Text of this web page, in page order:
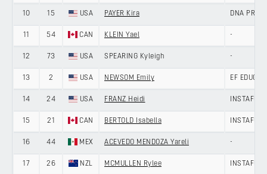
10 15 USA PAYER Kira DNA PRO
11 54 CAN KLEIN Yael -
12 73 USA SPEARING Kyleigh -
13 2 USA NEWSOM Emily EF
14 24 USA FRANZ Heidi
15 21 CAN BERTOLD Isabella
16 44 MEX ACEVEDO MENDOZA Yareli -
17 26 NZL MCMULLEN Rylee